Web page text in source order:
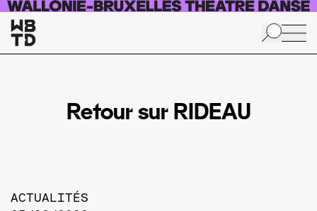
Aller au contenu principal
Retour sur RIDEAU
ACTUALITÉS